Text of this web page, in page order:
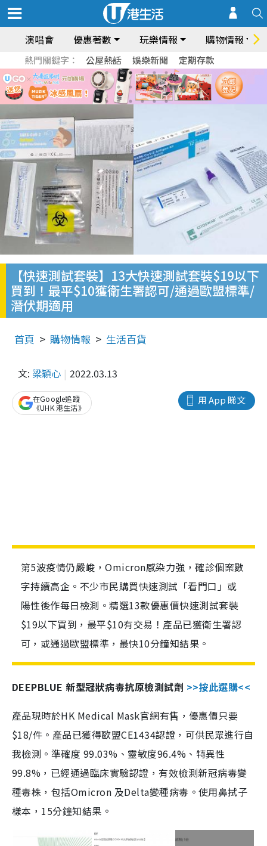
演唱會 優惠著數 玩樂情報 購物情報
熱門關鍵字： 公屋熱話 娛樂新聞 定期存款
【快速測試套裝】13大快速測試套裝$19以下
買到！最平$10獲衛生署認可/通過歐盟標準/
潛伏期適用
首頁 購物情報 生活百貨
文: 梁穎心 2022.03.13
用 App 睇文
在Google追蹤
《UHK 港生活》
第5波疫情仍嚴峻，Omicron感染力強，確診個案數
字持續高企。不少市民購買快速測試「看門口」或
陽性後作每日檢測。精選13款優惠價快速測試套裝
$19以下買到，最平$10有交易！產品已獲衛生署認
可，或通過歐盟標準，最快10分鐘知結果。
DEEPBLUE 新型冠狀病毒抗原檢測試劑 >>按此選購<<
產品現時於HK Medical Mask官網有售，優惠價只要
$18/件。產品已獲得歐盟CE1434認證，可供民眾進行自
我檢測。準確度 99.03%、靈敏度96.4%、特異性
99.8%，已經通過臨床實驗認證，有效檢測新冠病毒變
種毒株，包括Omicron 及Delta變種病毒。使用鼻拭子
樣本，15分鐘知結果。